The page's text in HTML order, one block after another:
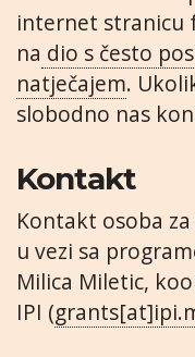
internet stranicu
na dio s često
natječajem.
slobodno nas
Kontakt
Kontakt osoba
u vezi sa
Milica Miletic,
IPI (